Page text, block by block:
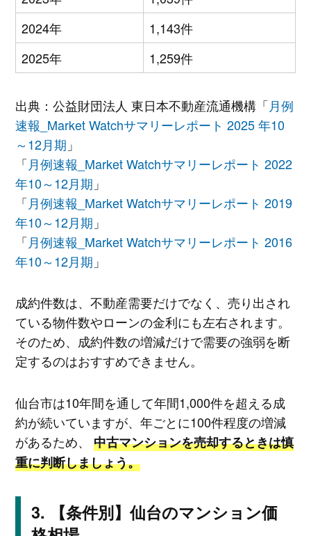
2024年
1,143件
2025年
1,259件
出典：公益財団法人 東日本不動産流通機構「月例
速報_Market Watchサマリーレポート 2025 年10
～12月期 」
「月例速報_Market Watchサマリーレポート 2022
年10～12月期 」
「月例速報_Market Watchサマリーレポート 2019
年10～12月期 」
「月例速報_Market Watchサマリーレポート 2016
年10～12月期 」
成約件数は、不動産需要だけでなく、売り出され
ている物件数やローンの金利にも左右されます。
そのため、成約件数の増減だけで需要の強弱を断
定するのはおすすめできません。
仙台市は10年間を通して年間1,000件を超える成
約が続いていますが、年ごとに100件程度の増減
があるため、 中古マンションを売却するときは慎
重に判断しましょう。
【条件別】仙台のマンション価